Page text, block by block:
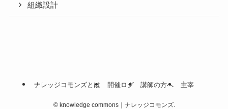
組織設計
ナレッジコモンズとは 開催ログ 講師の方へ 主宰
©knowledge commons｜ナレッジコモンズ.